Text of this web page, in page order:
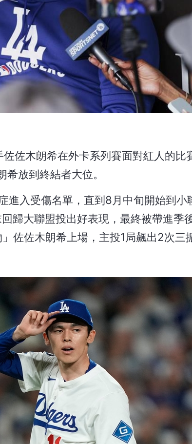
佐木朗希在外卡系列賽面對紅人的比
放到終結者大位。
進入受傷名單，直到8月中旬開始到
歸大聯盟投出好表現，最終被帶進季
佐佐木朗希上場，主投1局飆出2次三